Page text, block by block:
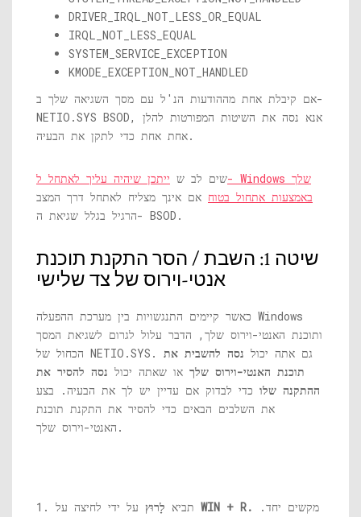
DRIVER_IRQL_NOT_LESS_OR_EQUAL
IRQL_NOT_LESS_EQUAL
SYSTEM_SERVICE_EXCEPTION
KMODE_EXCEPTION_NOT_HANDLED
אם קיבלת אחת מההודעות הנ'ל עם מסך השגיאה שלך ב-
NETIO.SYS BSOD, אנא נסה את השיטות המפורטות להלן
אחת אחת כדי לתקן את הבעיה.
שים לב ש ייתכן שיהיה עליך לאתחל ל- Windows שלך
באמצעות אתחול בטוח אם אינך מצליח לאתחל דרך המצב
הרגיל בגלל שגיאת ה- BSOD.
שיטה 1: השבת / הסר התקנת תוכנת
אנטי-וירוס של צד שלישי
כאשר קיימים התנגשויות בין מערכת ההפעלה Windows
ותוכנת האנטי-וירוס שלך, הדבר עלול לגרום לשגיאת המסך
NETIO.SYS . גם אתה יכול נסה להשבית את
תוכנת האנטי-וירוס שלך או שאתה יכול נסה להסיר את
ההתקנה שלו כדי לבדוק אם עדיין יש לך את הבעיה. בצע
את השלבים הבאים כדי להסיר את התקנת תוכנת
האנטי-וירוס שלך.
1. תביא לָרוּץ WIN + R.